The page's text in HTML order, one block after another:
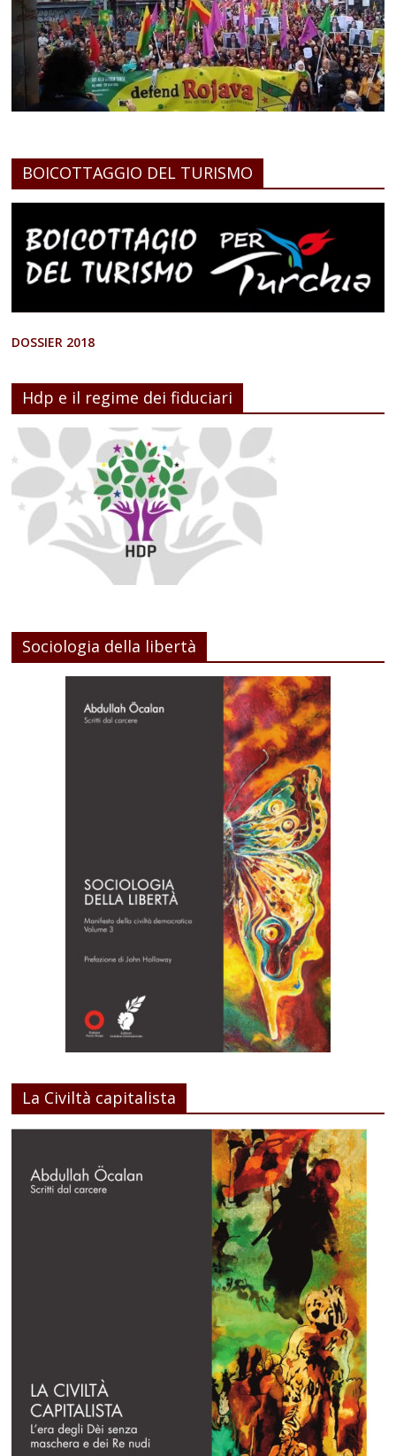
BOICOTTAGGIO DEL TURISMO
DOSSIER 2018
Hdp e il regime dei fiduciari
Sociologia della libertà
La Civiltà capitalista